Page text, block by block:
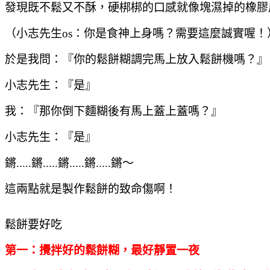
發現既不鬆又不酥，硬梆梆的口感就像塊濕掉的橡
（小志先生os：你是食神上身嗎？需要這麼誠實喔！
於是我問：『你的鬆餅糊調完馬上放入鬆餅機嗎？』
小志先生：『是』
我：『那你倒下麵糊後有馬上蓋上蓋嗎？』
小志先生：『是』
鏘.....鏘.....鏘.....鏘.....鏘～
這兩點就是製作鬆餅的致命傷啊！
鬆餅要好吃
第一：攪拌好的鬆餅糊，最好靜置一夜